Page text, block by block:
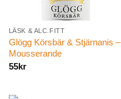
LÄSK & ALC.FITT
Glögg Körsbär & Stjärnanis –
Mousserande
55kr